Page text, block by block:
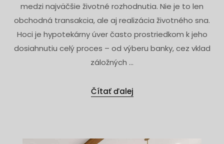
medzi najväčšie životné rozhodnutia. Nie je to len
obchodná transakcia, ale aj realizácia životného sna.
Hoci je hypotekárny úver často prostriedkom k jeho
dosiahnutiu celý proces – od výberu banky, cez vklad
záložných ...
Čítať ďalej